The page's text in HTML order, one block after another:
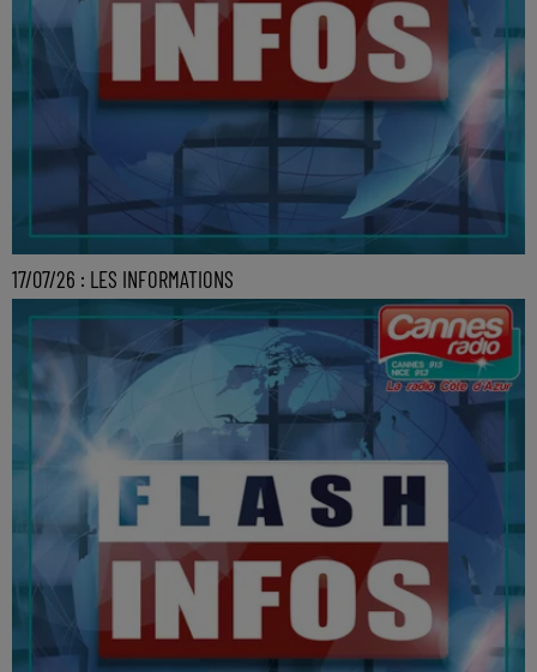
17/07/26 : LES INFORMATIONS